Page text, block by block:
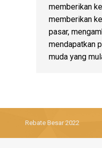
memberikan
memberikan
pasar,
mendapatkan
muda yang
Rebate Besar 2022